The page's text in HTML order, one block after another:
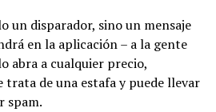
un disparador, sino un mensaje
en la aplicación – a la gente
abra a cualquier precio,
trata de una estafa y puede llevar
spam.